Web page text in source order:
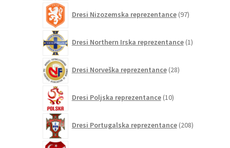
Dresi Nizozemska reprezentance 97izdelkov
Dresi Northern Irska reprezentance 1izdelek
Dresi Norveška reprezentance 28izdelkov
Dresi Poljska reprezentance 10izdelkov
Dresi Portugalska reprezentance 208izdelkov